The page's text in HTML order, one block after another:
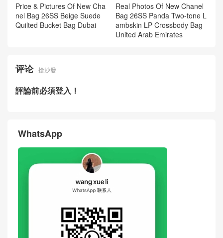
Price & Pictures Of New Cha
nel Bag 26SS Beige Suede
Quilted Bucket Bag Dubai
Real Photos Of New Chanel
Bag 26SS Panda Two-tone L
ambskin LP Crossbody Bag
United Arab Emirates
评论 搶沙發
評論前必須登入！
WhatsApp